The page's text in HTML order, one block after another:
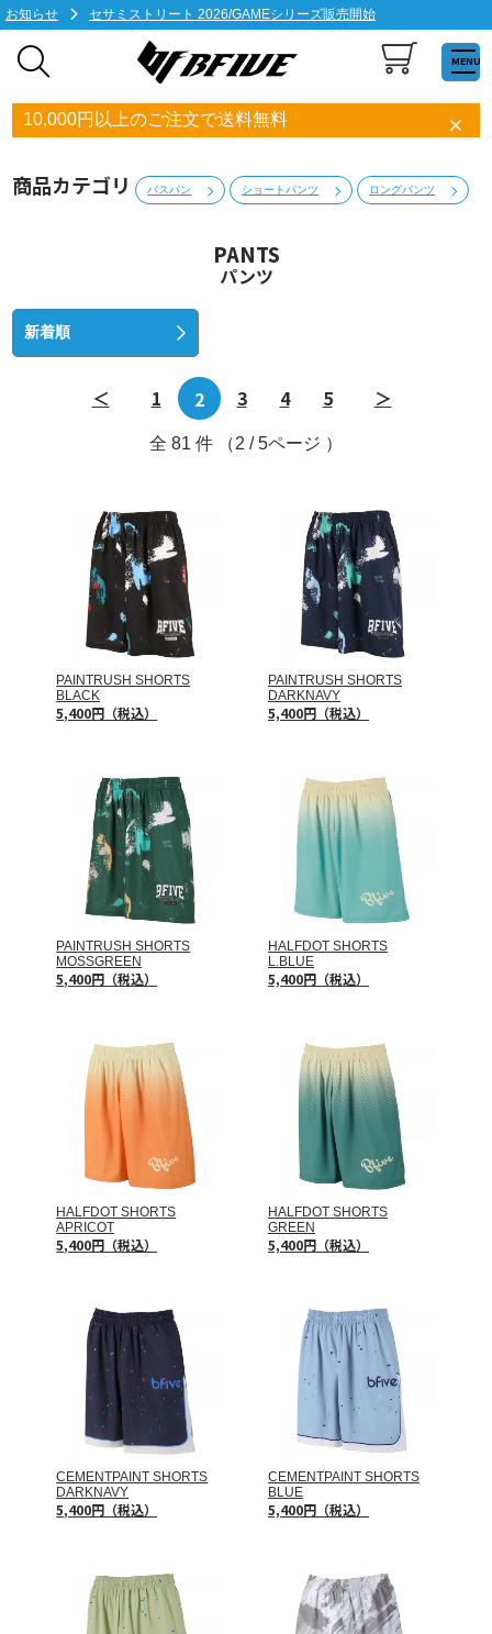
お知らせ セサミストリート 2026/GAMEシリーズ販売開始
MENU
10,000円以上のご注文で送料無料
商品カテゴリ バスパン ショートパンツ ロングパンツ
PANTS
パンツ
＜ 1 2 3 4 5 ＞
全 81 件 （2 / 5ページ ）
PAINTRUSH SHORTS
BLACK
5,400円（税込）
PAINTRUSH SHORTS
DARKNAVY
5,400円（税込）
PAINTRUSH SHORTS
MOSSGREEN
5,400円（税込）
HALFDOT SHORTS
L.BLUE
5,400円（税込）
HALFDOT SHORTS
APRICOT
5,400円（税込）
HALFDOT SHORTS
GREEN
5,400円（税込）
CEMENTPAINT SHORTS
DARKNAVY
5,400円（税込）
CEMENTPAINT SHORTS
BLUE
5,400円（税込）